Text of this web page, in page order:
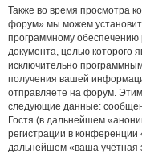
Также во время просмотра
форум» мы можем
программному обеспечению
документа, целью которого
исключительно
получения вашей
отправляете на форум.
следующие данные:
Гостя (в дальнейшем
регистрации в конференции
дальнейшем «ваша учётная